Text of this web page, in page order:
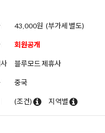
43,000원 (부가세 별도)
회원공개
블루모드 제휴사
중국
(조건) 지역별